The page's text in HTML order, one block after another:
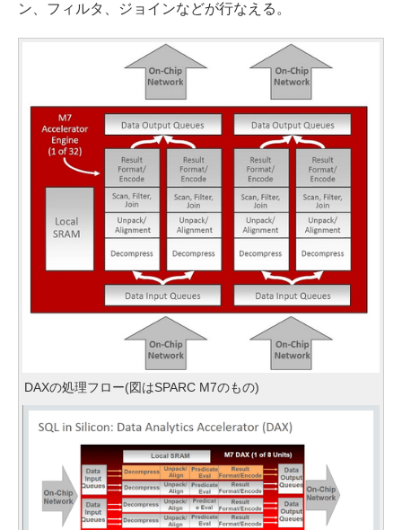
ン、フィルタ、ジョインなどが行なえる。
DAXの処理フロー(図はSPARC M7のもの)